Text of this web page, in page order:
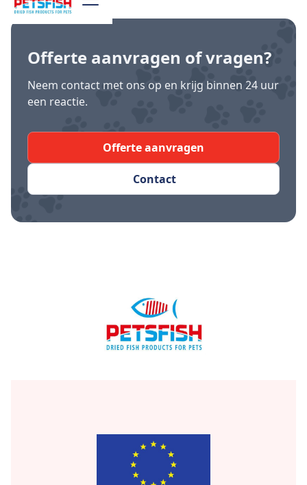
Offerte aanvragen of vragen?
Neem contact met ons op en krijg binnen 24 uur
een reactie.
Contact
Offerte aanvragen